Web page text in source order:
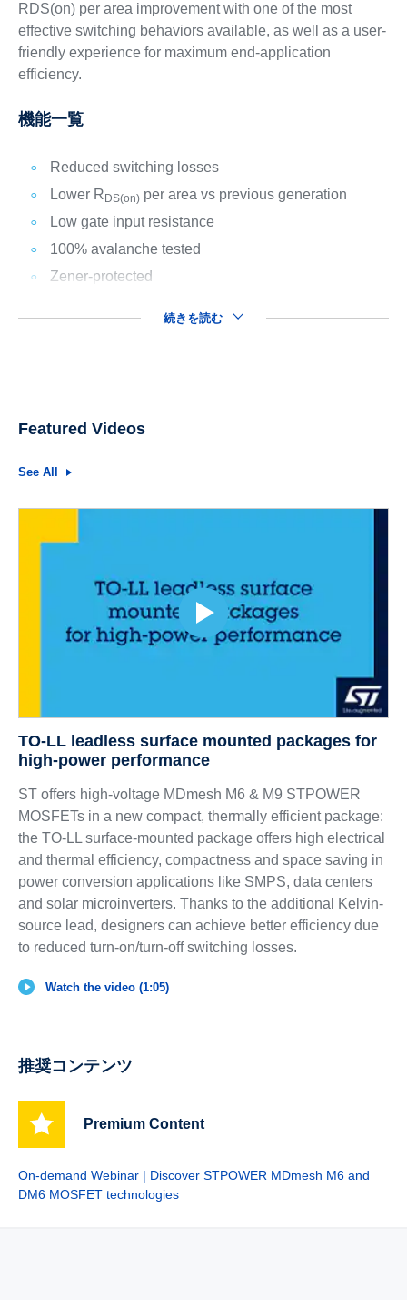
RDS(on) per area improvement with one of the most
effective switching behaviors available, as well as a user-
friendly experience for maximum end-application
efficiency.
機能一覧
Reduced switching losses
Lower R DS(on)per area vs previous generation
Low gate input resistance
100% avalanche tested
Zener-protected
続きを読む
Featured Videos
See All
TO-LL leadless surface mounted packages for
high-power performance
ST offers high-voltage MDmesh M6 & M9 STPOWER
MOSFETs in a new compact, thermally efficient package:
the TO-LL surface-mounted package offers high electrical
and thermal efficiency, compactness and space saving in
power conversion applications like SMPS, data centers
and solar microinverters. Thanks to the additional Kelvin-
source lead, designers can achieve better efficiency due
to reduced turn-on/turn-off switching losses.
Watch the video (1:05)
推奨コンテンツ
Premium Content
On-demand Webinar | Discover STPOWER MDmesh M6 and
DM6 MOSFET technologies